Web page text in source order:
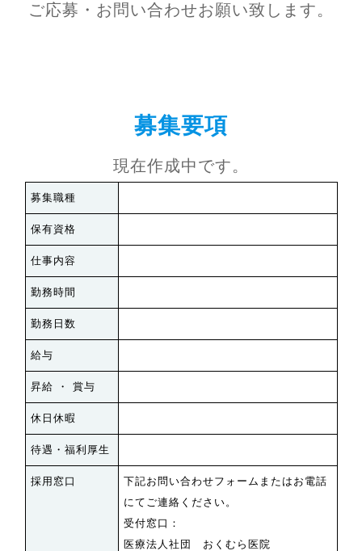
ご応募・お問い合わせお願い致します。
募集要項
現在作成中です。
募集職種
保有資格
仕事内容
勤務時間
勤務日数
給与
昇給 ・ 賞与
休日休暇
待遇・福利厚生
採用窓口
下記お問い合わせフォームまたはお電話
にてご連絡ください。
受付窓口：
医療法人社団 おくむら医院